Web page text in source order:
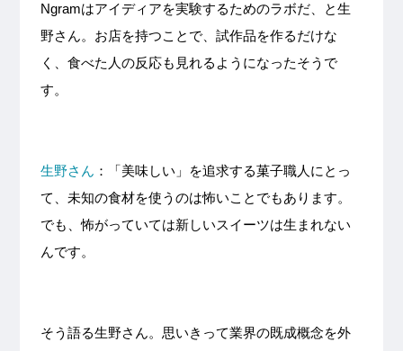
Ngramはアイディアを実験するためのラボだ、と生
野さん。お店を持つことで、試作品を作るだけな
く、食べた人の反応も見れるようになったそうで
す。
生野さん ：「美味しい」を追求する菓子職人にとっ
て、未知の食材を使うのは怖いことでもあります。
でも、怖がっていては新しいスイーツは生まれない
んです。
そう語る生野さん。思いきって業界の既成概念を外